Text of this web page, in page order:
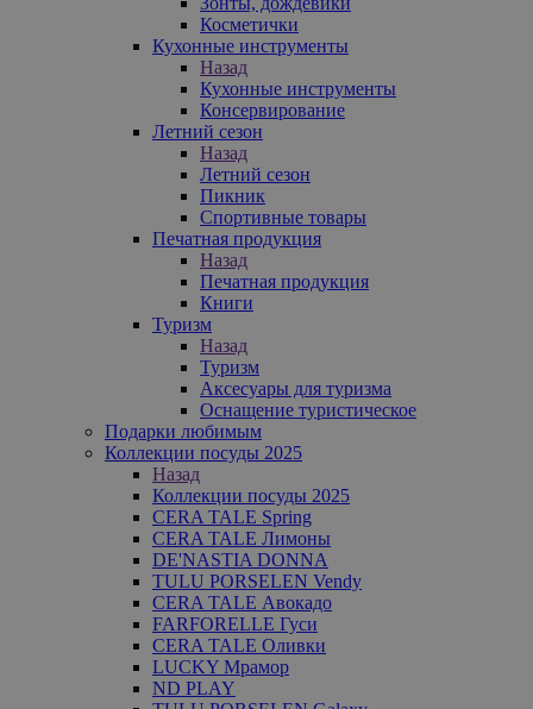
Косметички
Кухонные инструменты
Назад
Кухонные инструменты
Консервирование
Летний сезон
Назад
Летний сезон
Пикник
Спортивные товары
Печатная продукция
Назад
Печатная продукция
Книги
Туризм
Назад
Туризм
Аксесуары для туризма
Оснащение туристическое
Подарки любимым
Коллекции посуды 2025
Назад
Коллекции посуды 2025
CERA TALE Spring
CERA TALE Лимоны
DE'NASTIA DONNA
TULU PORSELEN Vendy
CERA TALE Авокадо
FARFORELLE Гуси
CERA TALE Оливки
LUCKY Мрамор
ND PLAY